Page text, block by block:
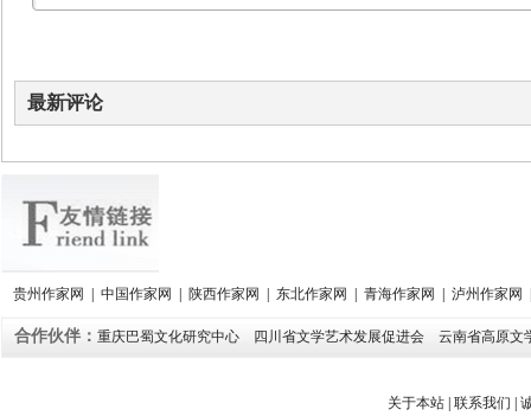
最新评论
贵州作家网 | 中国作家网 | 陕西作家网 | 东北作家网 | 青海作家网 | 泸州作家网
合作伙伴： 重庆巴蜀文化研究中心 四川省文学艺术发展促进会 云南省高原文
关于本站| 联系我们 |